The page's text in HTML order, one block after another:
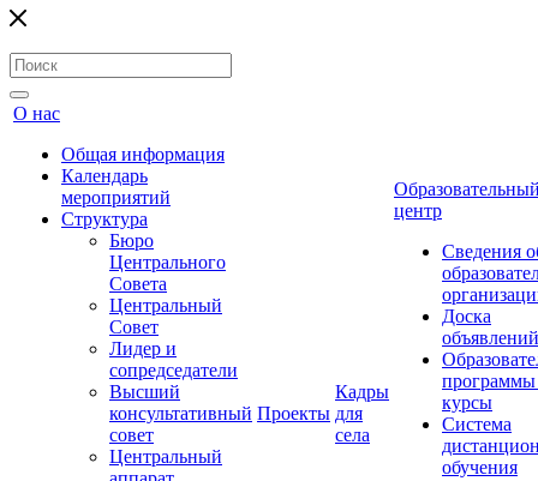
О нас
Общая информация
Календарь
мероприятий
Структура
Бюро
Центрального
Совета
Центральный
Совет
Лидер и
сопредседатели
Высший
консультативный
совет
Центральный
Проекты
Кадры
для
села
центр
Сведения
Доска
объявлений
курсы
Система
обучения